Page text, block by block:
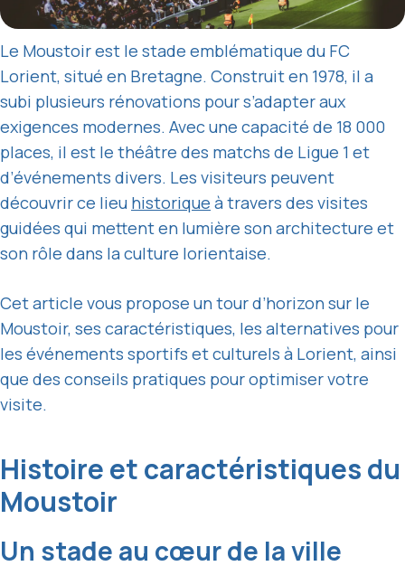
Le Moustoir est le stade emblématique du FC
Lorient, situé en Bretagne. Construit en 1978, il a
subi plusieurs rénovations pour s’adapter aux
exigences modernes. Avec une capacité de 18 000
places, il est le théâtre des matchs de Ligue 1 et
d’événements divers. Les visiteurs peuvent
découvrir ce lieu historique à travers des visites
guidées qui mettent en lumière son architecture et
son rôle dans la culture lorientaise.
Cet article vous propose un tour d’horizon sur le
Moustoir, ses caractéristiques, les alternatives pour
les événements sportifs et culturels à Lorient, ainsi
que des conseils pratiques pour optimiser votre
visite.
Histoire et caractéristiques du
Moustoir
Un stade au cœur de la ville